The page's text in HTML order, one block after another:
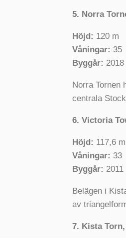
5. Norra
Höjd: 120 m
Våningar: 35
Byggår: 2018
Norra Tornen
centrala
6. Victoria
Höjd: 117,6
Våningar: 33
Byggår: 2011
Belägen i
av
7. Kista